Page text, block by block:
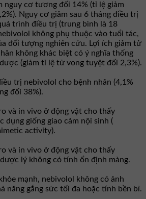
nguy cơ tương đối 14% (tỉ lệ giảm
Nguy cơ giảm sau 6 tháng điều trị
trình điều trị (trung bình là 18
không phụ thuộc vào tuổi tác,
đối tượng nghiên cứu. Lợi ích giảm tử
không khác biệt có ý nghĩa thống
(giảm tỉ lệ tử vong tuyệt đối 2,3%).
trị nebivolol cho bệnh nhân (4,1%
đối 38%).
và in vivo ở động vật cho thấy
dụng giống giao cảm nội sinh (
activity).
và in vivo ở động vật cho thấy
lý không có tính ổn định màng.
mạnh, nebivolol không có ảnh
năng gắng sức tối đa hoặc tính bền bỉ.